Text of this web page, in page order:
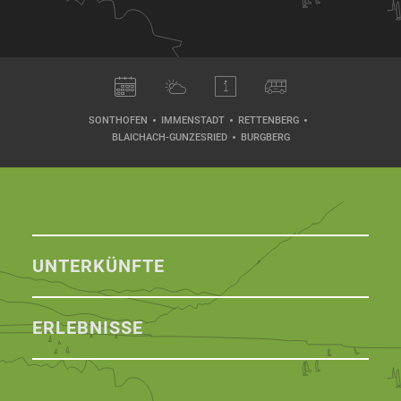
SONTHOFEN IMMENSTADT
RETTENBERG
BLAICHACH-GUNZESRIED
BURGBERG
UNTERKÜNFTE
ERLEBNISSE